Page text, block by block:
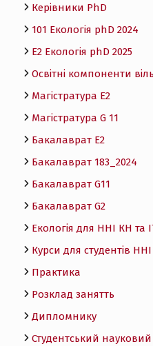
Керівники PhD
101 Екологія phD 2024
Е2 Екологія phD 2025
Освітні компоненти
Магістратура E2
Магістратура G 11
Бакалаврат E2
Бакалаврат 183_2024
Бакалаврат G11
Бакалаврат G2
Екологія для ННІ КН та
Курси для студентів
Практика
Розклад занятть
Дипломнику
Студентський